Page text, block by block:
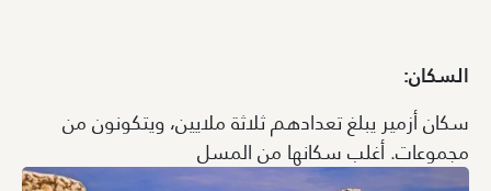
السكان:
سكان أزمير يبلغ تعدادهم ثلاثة ملايين، ويتكونون من
مجموعات. أغلب سكانها من المسل